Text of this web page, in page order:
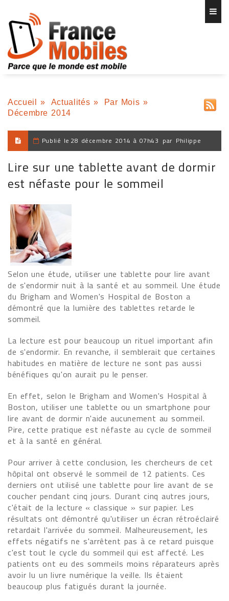
Accueil » Actualités » Par Mois »
Décembre 2014
Publié le 28 décembre 2014 à 07h43 par Philippe
Lire sur une tablette avant de dormir
est néfaste pour le sommeil
Selon une étude, utiliser une tablette pour lire avant
de s'endormir nuit à la santé et au sommeil. Une étude
du Brigham and Women's Hospital de Boston a
démontré que la lumière des tablettes retarde le
sommeil.
La lecture est pour beaucoup un rituel important afin
de s'endormir. En revanche, il semblerait que certaines
habitudes en matière de lecture ne sont pas aussi
bénéfiques qu'on aurait pu le penser.
En effet, selon le Brigham and Women's Hospital à
Boston, utiliser une tablette ou un smartphone pour
lire avant de dormir n'aide aucunement au sommeil.
Pire, cette pratique est néfaste au cycle de sommeil
et à la santé en général.
Pour arriver à cette conclusion, les chercheurs de cet
hôpital ont observé le sommeil de 12 patients. Ces
derniers ont utilisé une tablette pour lire avant de se
coucher pendant cinq jours. Durant cinq autres jours,
c'était de la lecture « classique » sur papier. Les
résultats ont démontré qu'utiliser un écran rétroéclairé
retardait l'arrivée du sommeil. Malheureusement, les
effets négatifs ne s'arrêtent pas à ce retard puisque
c'est tout le cycle du sommeil qui est affecté. Les
patients ont eu des sommeils moins réparateurs après
avoir lu un livre numérique la veille. Ils étaient
beaucoup plus fatigués durant la journée.